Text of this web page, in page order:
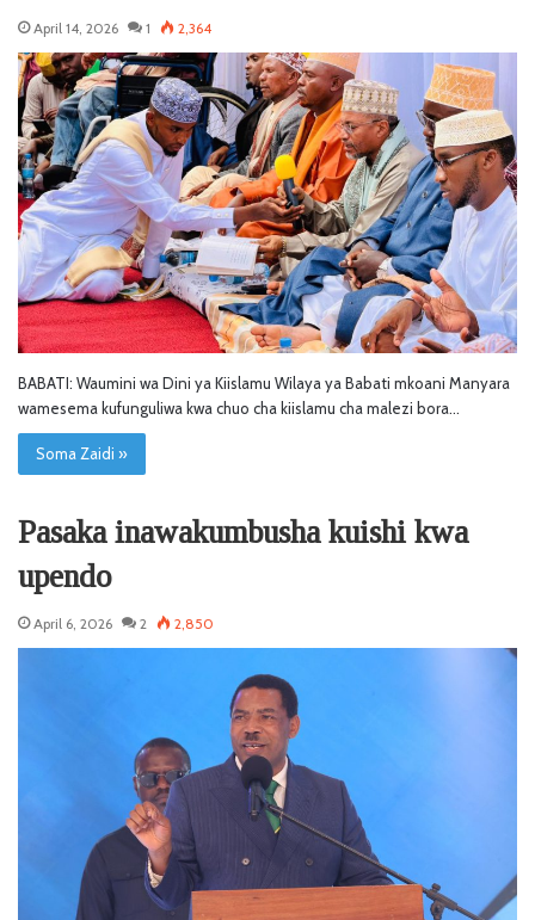
April 14, 2026 1 2,364
‎BABATI: Waumini wa Dini ya Kiislamu Wilaya ya Babati mkoani Manyara
wamesema kufunguliwa kwa chuo cha kiislamu cha malezi bora…
Soma Zaidi »
Pasaka inawakumbusha kuishi kwa
upendo
April 6, 2026 2 2,850